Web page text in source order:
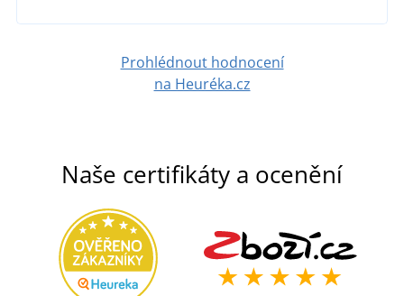
Prohlédnout hodnocení
na Heuréka.cz
Naše certifikáty a ocenění